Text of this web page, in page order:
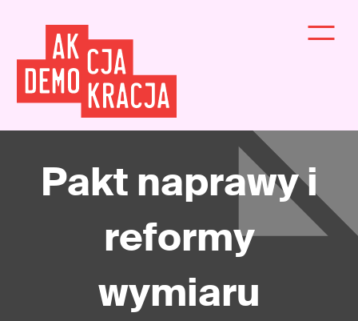
Pakt naprawy i
reformy
wymiaru